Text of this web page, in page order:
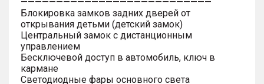
Блокировка замков задних дверей от
открывания детьми (детский замок)
Центральный замок с дистанционным
управлением
Бесключевой доступ в автомобиль, ключ в
кармане
Светодиодные фары основного света